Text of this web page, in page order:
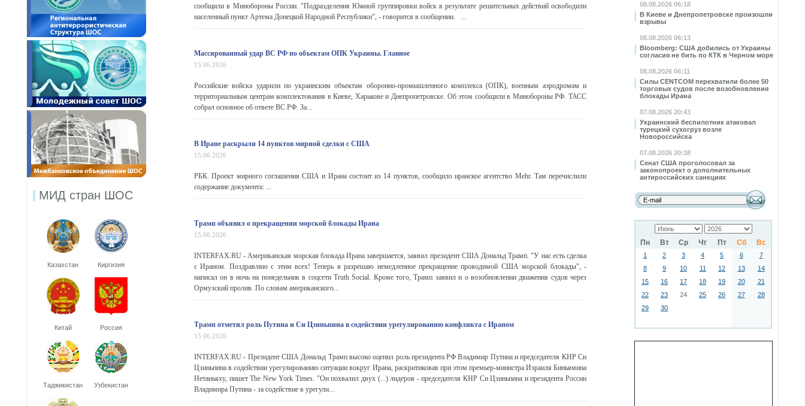
08.08.2026 06:18
В Киеве и Днепропетровске произошли
взрывы
08.08.2026 06:13
Bloomberg: США добились от Украины
согласия не бить по КТК в Черном море
08.08.2026 06:11
Силы CENTCOM перехватили более 50
торговых судов после возобновления
блокады Ирана
07.08.2026 20:43
Украинский беспилотник атаковал
турецкий сухогруз возле
Новороссийска
07.08.2026 20:38
Сенат США проголосовал за
законопроект о дополнительных
антироссийских санкциях
Пн Вт Ср Чт Пт Сб Вс
1 2 3 4 5 6
7
8
9 10 11 12 13
14
15
16 17 18 19 20
21
22
23 24 25 26 27
28
29
30
МИД стран ШОС
Казахстан Киргизия
Китай Россия
Таджикистан Узбекистан
сообщили в Минобороны России. "Подразделения Южной группировки войск в результате решительных действий освободили
населенный пункт Артема Донецкой Народной Республики", - говорится в сообщении. ...
Массированный удар ВС РФ по объектам ОПК Украины. Главное
15.06.2026
Российские войска ударили по украинским объектам оборонно-промышленного комплекса (ОПК), военным аэродромам и
территориальным центрам комплектования в Киеве, Харькове и Днепропетровске. Об этом сообщили в Минобороны РФ. ТАСС
собрал основное об ответе ВС РФ. За...
В Иране раскрыли 14 пунктов мирной сделки с США
15.06.2026
РБК. Проект мирного соглашения США и Ирана состоит из 14 пунктов, сообщило иранское агентство Mehr. Там перечислили
содержание документа: ...
Трамп объявил о прекращении морской блокады Ирана
15.06.2026
INTERFAX.RU - Американская морская блокада Ирана завершается, заявил президент США Дональд Трамп. "У нас есть сделка
с Ираном. Поздравляю с этим всех! Теперь я разрешаю немедленное прекращение проводимой США морской блокады", -
написал он в ночь на понедельник в соцсети Truth Social. Кроме того, Трамп заявил и о возобновлении движения судов через
Ормузский пролив. По словам американского...
Трамп отметил роль Путина и Си Цзиньпина в содействии урегулированию конфликта с Ираном
15.06.2026
INTERFAX.RU - Президент США Дональд Трамп высоко оценил роль президента РФ Владимир Путина и председателя КНР Си
Цзиньпина в содействии урегулированию ситуации вокруг Ирана, раскритиковав при этом премьер-министра Израиля Биньямина
Нетаньяху, пишет The New York Times. "Он похвалил двух (...) лидеров - председателя КНР Си Цзиньпина и президента России
Владимира Путина - за содействие в урегули...